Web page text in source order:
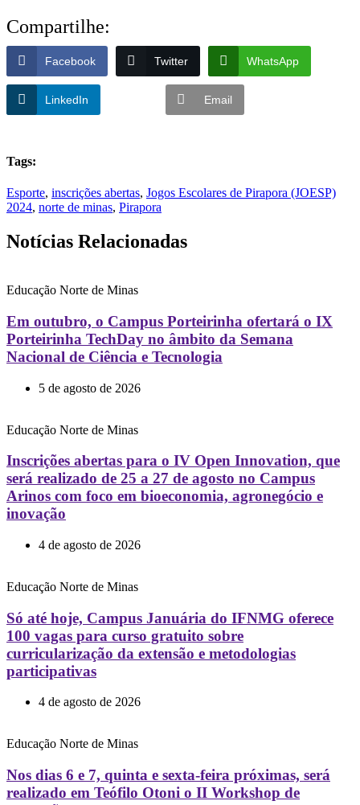
Compartilhe:
Facebook Twitter WhatsApp
LinkedIn Email
Tags:
Esporte, inscrições abertas, Jogos Escolares de Pirapora (JOESP)
2024, norte de minas, Pirapora
Notícias Relacionadas
Educação Norte de Minas
Em outubro, o Campus Porteirinha ofertará o IX
Porteirinha TechDay no âmbito da Semana
Nacional de Ciência e Tecnologia
5 de agosto de 2026
Educação Norte de Minas
Inscrições abertas para o IV Open Innovation, que
será realizado de 25 a 27 de agosto no Campus
Arinos com foco em bioeconomia, agronegócio e
inovação
4 de agosto de 2026
Educação Norte de Minas
Só até hoje, Campus Januária do IFNMG oferece
100 vagas para curso gratuito sobre
curricularização da extensão e metodologias
participativas
4 de agosto de 2026
Educação Norte de Minas
Nos dias 6 e 7, quinta e sexta-feira próximas, será
realizado em Teófilo Otoni o II Workshop de